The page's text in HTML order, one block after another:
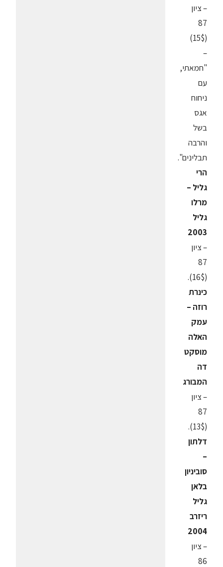
– ציון
87
(15$)
–
"חמאתי,
עם
ניחוח
אגס
בשל
והרבה
תבלינים".
הרי
גליל –
מרלו
גליל
2003
– ציון
87
(16$).
כינרת
רוזה –
עמק
האלה
מוסקט
דה
המבורג
– ציון
87
(13$).
דלתון
–
סוביניון
בלאן
גליל
ריזרב
2004
– ציון
86